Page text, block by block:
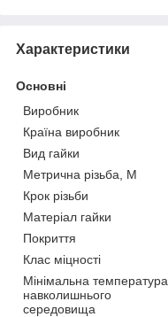
Характеристики
Основні
Виробник
Країна виробник
Вид гайки
Метрична різьба, М
Крок різьби
Матеріал гайки
Покриття
Клас міцності
Мінімальна температура
навколишнього
середовища